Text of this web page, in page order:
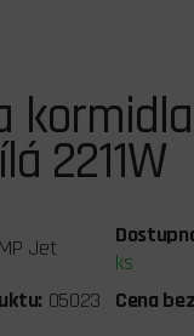
2211W
Jet
ks
05023 Cena